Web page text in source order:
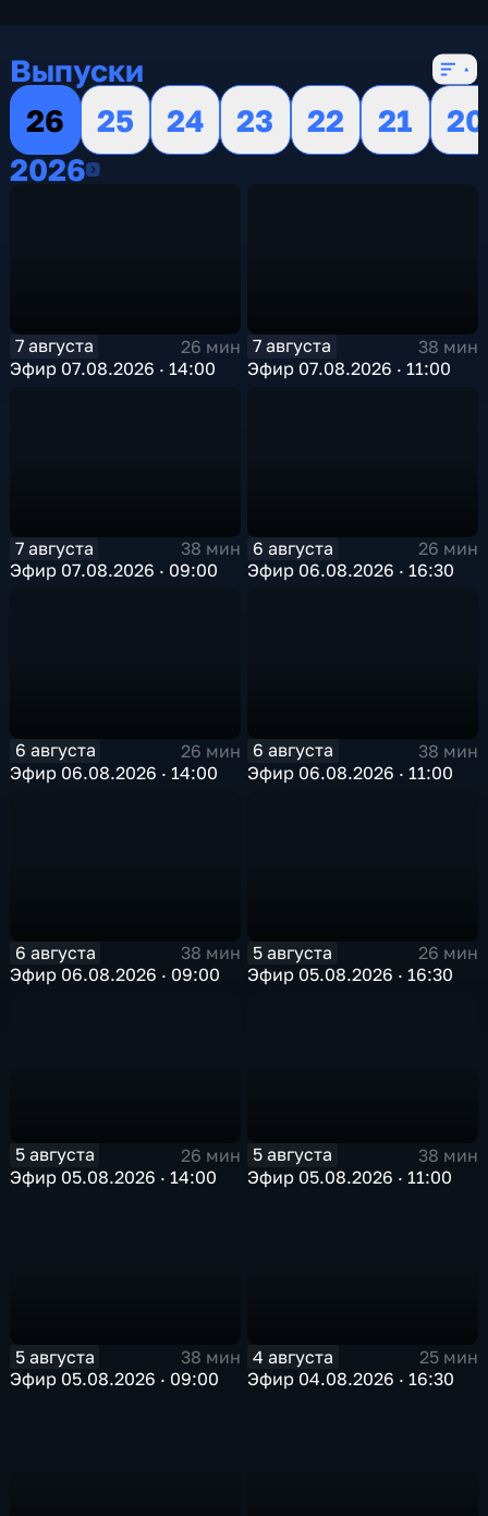
Выпуски
26
25 24 23 22 21
20
20262026
7 августа
26 мин
Эфир 07.08.2026 · 14:00
7 августа
38 мин
Эфир 07.08.2026 · 11:00
7 августа
38 мин
Эфир 07.08.2026 · 09:00
6 августа
26 мин
Эфир 06.08.2026 · 16:30
6 августа
26 мин
Эфир 06.08.2026 · 14:00
6 августа
38 мин
Эфир 06.08.2026 · 11:00
6 августа
38 мин
Эфир 06.08.2026 · 09:00
5 августа
26 мин
Эфир 05.08.2026 · 16:30
5 августа
26 мин
Эфир 05.08.2026 · 14:00
5 августа
38 мин
Эфир 05.08.2026 · 11:00
5 августа
38 мин
Эфир 05.08.2026 · 09:00
4 августа
25 мин
Эфир 04.08.2026 · 16:30